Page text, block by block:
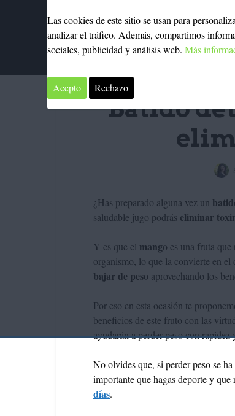
Batido
¿Has preparado alguna vez un
saludable jugo podrás eliminar
Y es que el mango es una fruta
organismo, lo que la convierte en el
bajar de peso aprovechando los
Por eso en esta ocasión te
beneficios de este fruto con las
ayudarán a perder peso con
No olvides que, si perder peso se
importante que hagas deporte y que
días.
Las cookies de este sitio se usan para
analizar el tráfico. Además, compartimos
sociales, publicidad y análisis web. Más
Acepto Rechazo